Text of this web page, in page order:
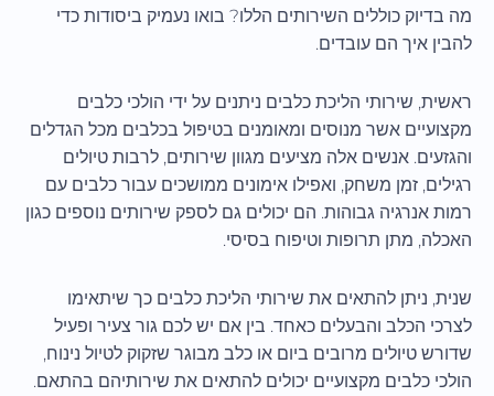
מה בדיוק כוללים השירותים הללו? בואו נעמיק ביסודות כדי
להבין איך הם עובדים.
ראשית, שירותי הליכת כלבים ניתנים על ידי הולכי כלבים
מקצועיים אשר מנוסים ומאומנים בטיפול בכלבים מכל הגדלים
והגזעים. אנשים אלה מציעים מגוון שירותים, לרבות טיולים
רגילים, זמן משחק, ואפילו אימונים ממושכים עבור כלבים עם
רמות אנרגיה גבוהות. הם יכולים גם לספק שירותים נוספים כגון
האכלה, מתן תרופות וטיפוח בסיסי.
שנית, ניתן להתאים את שירותי הליכת כלבים כך שיתאימו
לצרכי הכלב והבעלים כאחד. בין אם יש לכם גור צעיר ופעיל
שדורש טיולים מרובים ביום או כלב מבוגר שזקוק לטיול נינוח,
הולכי כלבים מקצועיים יכולים להתאים את שירותיהם בהתאם.